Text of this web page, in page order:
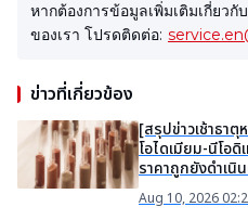
หากต้องการข้อมูลเพิ่มเติมเกี่ยวกั
ของเรา โปรดติดต่อ:
ข่าวที่เกี่ยวข้อง
[สรุปข่าวเช้าธา
โอไดเมียม-นีโอ
ราคาถูกยังดำเนิ
ธุรกรรมชะงักงั
การกลับมาทำงาน
Aug 10, 2026